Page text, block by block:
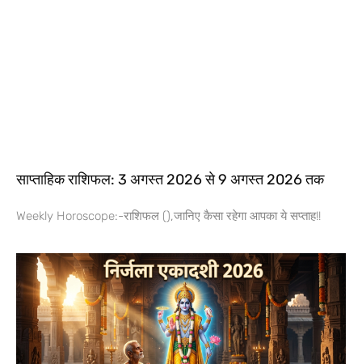
साप्ताहिक राशिफल: 3 अगस्त 2026 से 9 अगस्त 2026 तक
Weekly Horoscope:-राशिफल (),जानिए कैसा रहेगा आपका ये सप्ताह!!